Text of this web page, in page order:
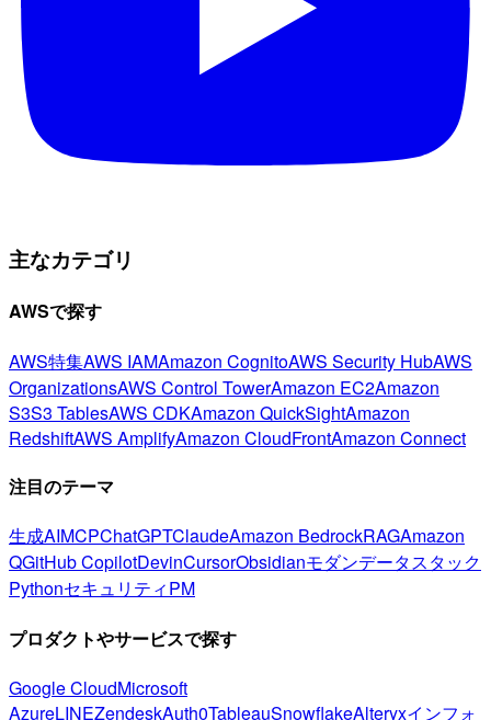
主なカテゴリ
AWSで探す
AWS特集AWS IAMAmazon CognitoAWS Security HubAWS
OrganizationsAWS Control TowerAmazon EC2Amazon
S3S3 TablesAWS CDKAmazon QuickSightAmazon
RedshiftAWS AmplifyAmazon CloudFrontAmazon Connect
注目のテーマ
生成AIMCPChatGPTClaudeAmazon BedrockRAGAmazon
QGitHub CopilotDevinCursorObsidianモダンデータスタック
PythonセキュリティPM
プロダクトやサービスで探す
Google CloudMicrosoft
AzureLINEZendeskAuth0TableauSnowflakeAlteryxインフォ